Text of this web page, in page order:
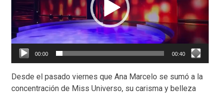
00:00 00:40
Desde el pasado viernes que Ana Marcelo se sumó a la
concentración de Miss Universo, su carisma y belleza